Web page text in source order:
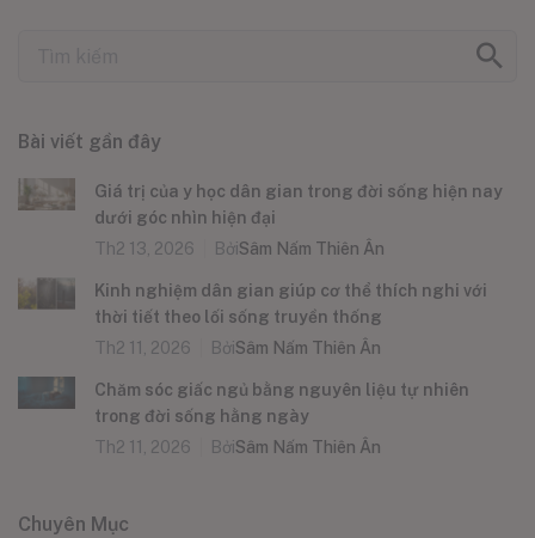
Bài viết gần đây
Giá trị của y học dân gian trong đời sống hiện nay
dưới góc nhìn hiện đại
Th2 13, 2026
BởiSâm Nấm Thiên Ân
Kinh nghiệm dân gian giúp cơ thể thích nghi với
thời tiết theo lối sống truyền thống
Th2 11, 2026
BởiSâm Nấm Thiên Ân
Chăm sóc giấc ngủ bằng nguyên liệu tự nhiên
trong đời sống hằng ngày
Th2 11, 2026
BởiSâm Nấm Thiên Ân
Chuyên Mục